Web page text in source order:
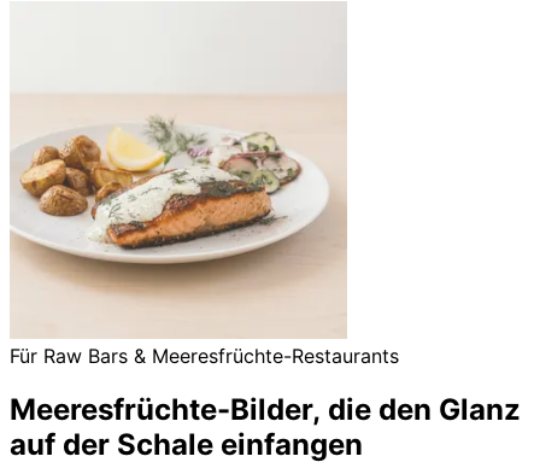
Für Raw Bars & Meeresfrüchte-Restaurants
Meeresfrüchte-Bilder, die den Glanz
auf der Schale einfangen